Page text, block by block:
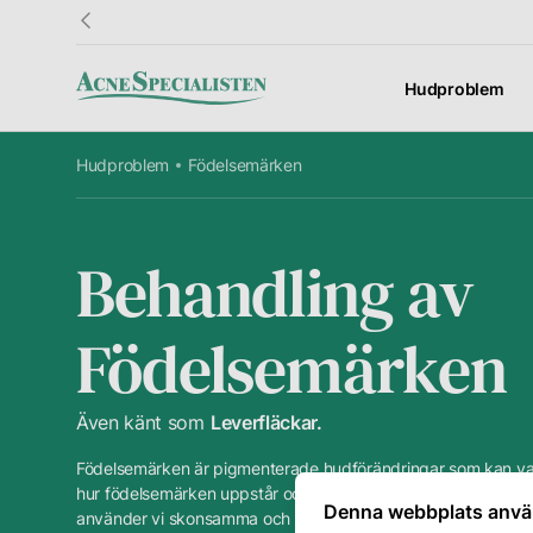
Information
Hudguide
Ordlista
Priser
Kundtjänst
Frågor &
Presentkort
Hudproblem
Denna webbplats
Hudproblem Födelsemärken
Behandling av
Födelsemärken
Även känt som Leverfläckar
Födelsemärken är pigmenterade hudförändringar som kan
hur födelsemärken uppstår och de mest effektiva
använder vi skonsamma och avancerade tekniker för att